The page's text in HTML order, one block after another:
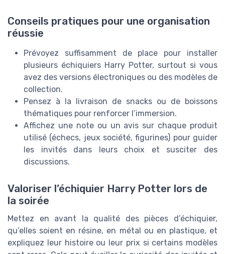
Conseils pratiques pour une organisation
réussie
Prévoyez suffisamment de place pour installer
plusieurs échiquiers Harry Potter, surtout si vous
avez des versions électroniques ou des modèles de
collection.
Pensez à la livraison de snacks ou de boissons
thématiques pour renforcer l’immersion.
Affichez une note ou un avis sur chaque produit
utilisé (échecs, jeux société, figurines) pour guider
les invités dans leurs choix et susciter des
discussions.
Valoriser l’échiquier Harry Potter lors de
la soirée
Mettez en avant la qualité des pièces d’échiquier,
qu’elles soient en résine, en métal ou en plastique, et
expliquez leur histoire ou leur prix si certains modèles